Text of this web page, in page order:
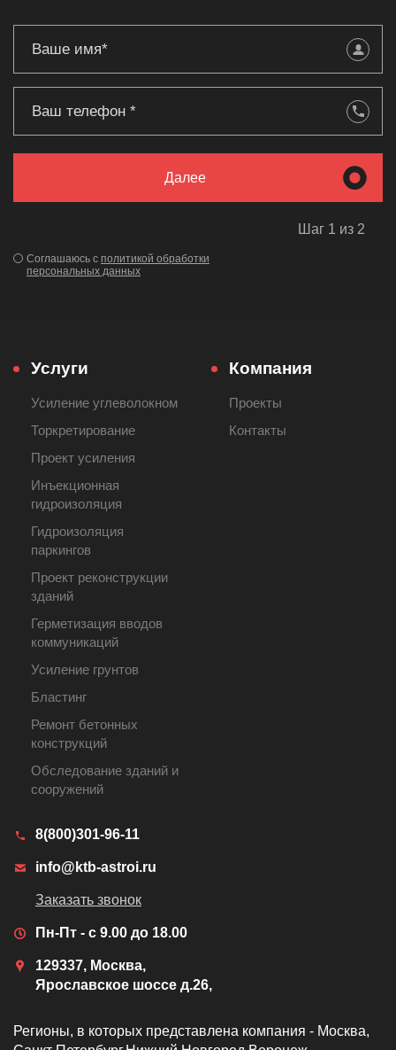
Шаг 1 из 2
Далее
Соглашаюсь с политикой обработки
персональных данных
Услуги
Усиление углеволокном
Торкретирование
Проект усиления
Инъекционная
гидроизоляция
Гидроизоляция
паркингов
Проект реконструкции
зданий
Герметизация вводов
коммуникаций
Усиление грунтов
Бластинг
Ремонт бетонных
конструкций
Обследование зданий и
сооружений
Компания
Проекты
Контакты
8(800)301-96-11
info@ktb-astroi.ru
Заказать звонок
Пн-Пт - с 9.00 до 18.00
129337, Москва,
Ярославское шоссе д.26,
Регионы, в которых представлена компания - Москва,